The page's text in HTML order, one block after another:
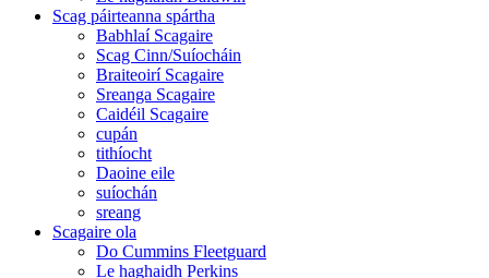
Scag páirteanna spártha
Babhlaí Scagaire
Scag Cinn/Suíocháin
Braiteoirí Scagaire
Sreanga Scagaire
Caidéil Scagaire
cupán
tithíocht
Daoine eile
suíochán
sreang
Scagaire ola
Do Cummins Fleetguard
Le haghaidh Perkins